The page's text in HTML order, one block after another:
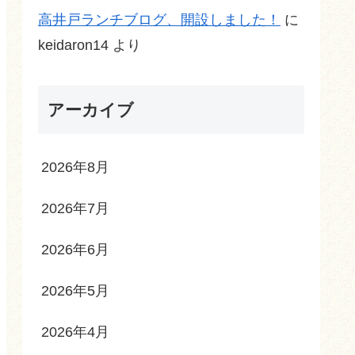
高井戸ランチブログ、開設しました！
に
keidaron14 より
アーカイブ
2026年8月
2026年7月
2026年6月
2026年5月
2026年4月